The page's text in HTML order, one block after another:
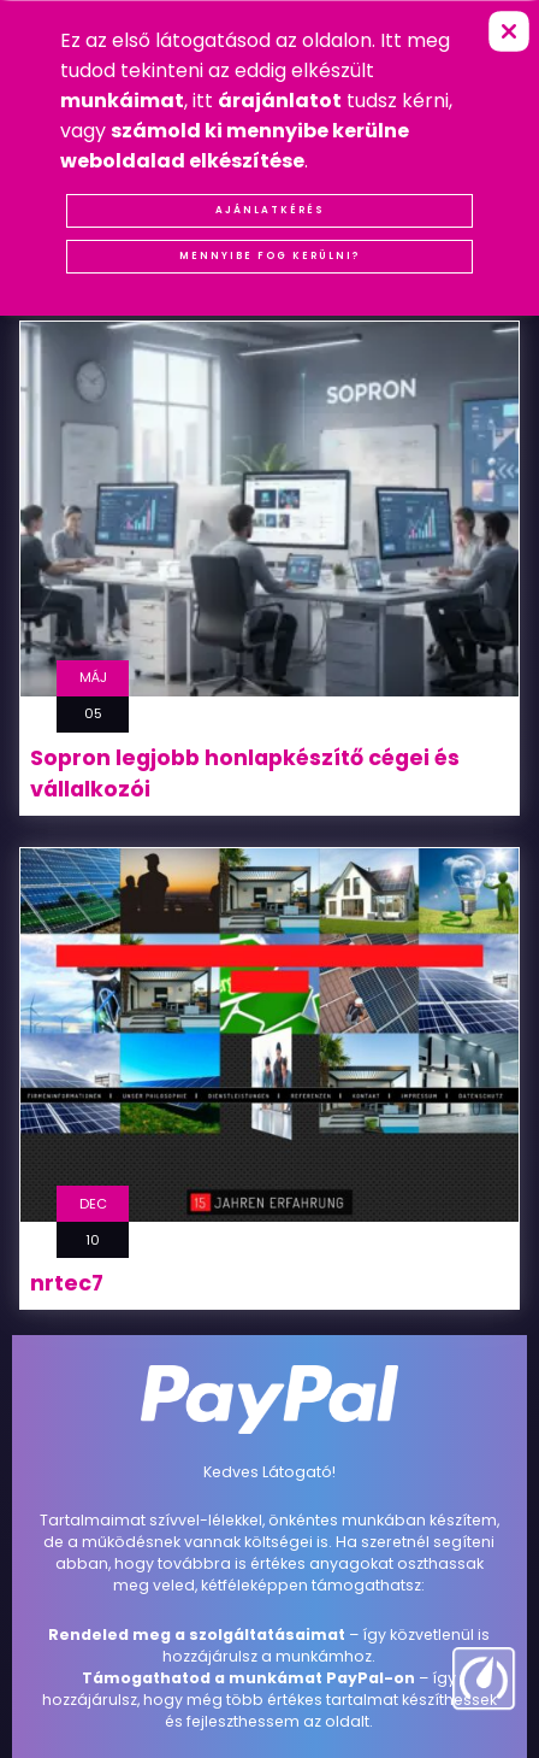
ÖRÖGDI MEZŐ KF FŐOLDAL
LOGÓ
2018. NOVEMBER 29. CSÜTÖRTÖK
LOGÓ
, MOBIL ,
WEBDESIGN
#LOGÓ
#REFERENCIA
KAPCSOLÓDÓBEJEGYZÉSEK
MÁJ
05
Sopron legjobb honlapkészítő cégei és
vállalkozói
DEC
10
nrtec7
Kedves Látogató!
Tartalmaimat szívvel-lélekkel, önkéntes munkában készítem,
de a működésnek vannak költségei is. Ha szeretnél segíteni
abban, hogy továbbra is értékes anyagokat oszthassak
meg veled, kétféleképpen támogathatsz:
Rendeled meg a szolgáltatásaimat – így közvetlenül is
hozzájárulsz a munkámhoz.
Támogathatod a munkámat PayPal-on – így
hozzájárulsz, hogy még több értékes tartalmat készíthessek
és fejleszthessem az oldalt.
Ez az első látogatásod az oldalon. Itt meg
tudod tekinteni az eddig elkészült
munkáimat, itt árajánlatot tudsz kérni,
vagyszámold ki mennyibe kerülne
weboldalad elkészítése.
AJÁNLATKÉRÉS
MENNYIBE FOG KERÜLNI?